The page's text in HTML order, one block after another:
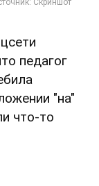
педагог
"на"
что-то